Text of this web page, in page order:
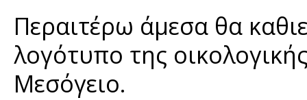
Περαιτέρω άμεσα θα
λογότυπο της
Μεσόγειο.